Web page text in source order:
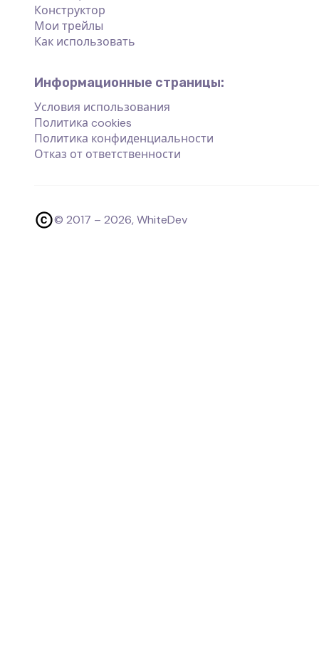
Конструктор
Мои трейлы
Как использовать
Информационные страницы:
Условия использования
Политика cookies
Политика конфиденциальности
Отказ от ответственности
© 2017 – 2026, WhiteDev